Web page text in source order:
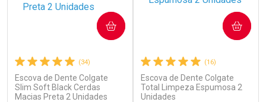
(34)
Escova de Dente Colgate
Slim Soft Black Cerdas
Macias Preta 2 Unidades
COMPRAR
(16)
Escova de Dente Colgate
Total Limpeza Espumosa 2
Unidades
COMPRAR